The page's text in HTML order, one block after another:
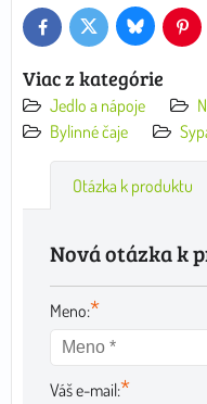
FacebookTwitter Bluesky
Viac z kategórie
Jedlo a nápoje
Bylinné čaje
Otázka k produktu
Nová otázka k
Meno:*
Váš e-mail:*